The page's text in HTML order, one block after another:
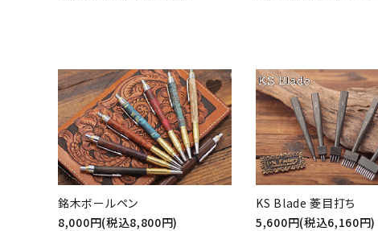
銘木ボールペン
8,000円(税込8,800円)
favorite
KS Blade 菱目打ち
5,600円(税込6,160円)